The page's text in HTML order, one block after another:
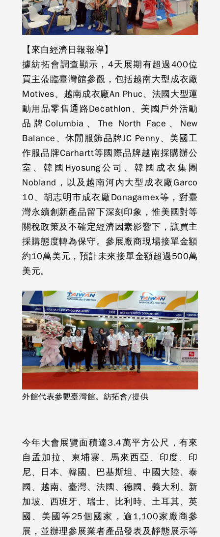
【來自經濟日報報導】
據紡拓會調查顯示，4天展期有超過400位
買主蒞臨臺灣館參觀，包括越南大型成衣廠
Motives、越南成衣廠An Phuc、法國大型運
動用品零售通路Decathlon、美國戶外活動
品牌Columbia、The North Face、New
Balance、休閒服飾品牌JC Penny、美國工
作服品牌Carhartt等國際品牌越南採購辦公
室、韓國Hyosung公司、韓國成衣集團
Nobland，以及越南河內大型成衣廠Garco
10、胡志明市成衣廠Donagamex等，對臺
灣永續創新產品留下深刻印象，惟美國對等
關稅政策及不確定經濟因素影響下，讓買主
採購態度轉為保守。參展廠商現場接單金額
約10萬美元，預計未來接單金額超過500萬
美元。
外館代表參觀臺灣館。紡拓會/提供
今年大會展覽面積達3.4萬平方公尺，有來
自孟加拉、柬埔寨、馬來西亞、印度、印
尼、日本、韓國、巴基斯坦、中國大陸、泰
國、越南、臺灣、法國、德國、義大利、新
加坡、西班牙、瑞士、比利時、土耳其、英
國、美國等25個國家，逾1,100家廠商參
展，並辦理參展業者產品發表及靜態展示等